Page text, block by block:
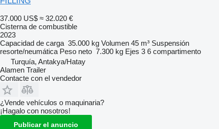
37.000 US$ ≈ 32.020 €
Cisterna de combustible
2023
Capacidad de carga 35.000 kg Volumen 45 m³ Suspensión
resorte/neumática Peso neto 7.300 kg Ejes 3 6 compartimento
Turquía, Antakya/Hatay
Alamen Trailer
Contacte con el vendedor
¿Vende vehículos o maquinaria?
¡Hagalo con nosotros!
Publicar el anuncio